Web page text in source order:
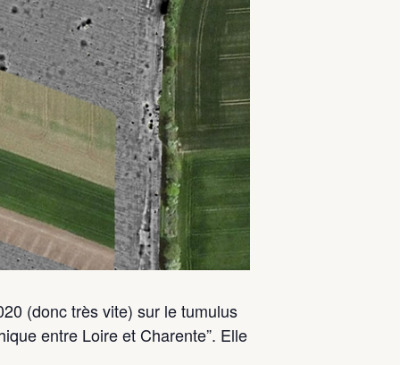
(donc très vite) sur le tumulus
entre Loire et Charente”. Elle